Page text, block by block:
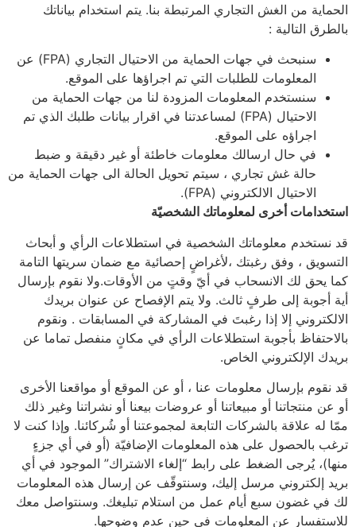
الحماية من الغش التجاري المرتبطة بنا. يتم استخدام بياناتك
بالطرق التالية :
سنبحث في جهات الحماية من الاحتيال التجاري (FPA) عن
المعلومات للطلبات التي تم اجراؤها على الموقع.
سنستخدم المعلومات المزودة لنا من جهات الحماية من
الاحتيال (FPA) لمساعدتنا في اقرار بيانات طلبك الذي تم
اجراؤه على الموقع.
في حال ارسالك معلومات خاطئة أو غير دقيقة و ضبط
حالة غش تجاري ، سيتم تحويل الحالة الى جهات الحماية من
الاحتيال الالكتروني (FPA).
استخدامات أخرى لمعلوماتك الشخصيّة
قد نستخدم معلوماتك الشخصية في استطلاعات الرأي و أبحاث
التسويق ، وفق رغبتك ،لأغراضٍ إحصائية مع ضمان سريتها التامة
كما يحق لك الانسحاب في أيّ وقتٍ من الأوقات.ولا نقوم بإرسال
أية أجوبة إلى طرفٍ ثالث. ولا يتم الإفصاح عن عنوان بريدك
الالكتروني إلا إذا رغبتَ في المشاركة في المسابقات . ونقوم
بالاحتفاظ بأجوبة استطلاعات الرأي في مكانٍ منفصل تماما عن
بريدك الإلكتروني الخاص.
قد نقوم بإرسال معلومات عنا ، أو عن الموقع أو مواقعنا الأخرى
أو عن منتجاتنا أو مبيعاتنا أو عروضات بيعنا أو نشراتنا وغير ذلك
ممّا له علاقة بالشركات التابعة لمجموعتنا أو شُركائنا. وإذا كنت لا
ترغب بالحصول على هذه المعلومات الإضافيّة (أو في أي جزءٍ
منها)، يُرجى الضغط على رابط “إلغاء الاشتراك” الموجود في أي
بريد إلكتروني مرسل إليك، وسنتوقّف عن إرسال هذه المعلومات
لك في غضون سبع أيام عمل من استلام تبليغك. وسنتواصل معك
للاستفسار عن المعلومات في حين عدم وضوحها.